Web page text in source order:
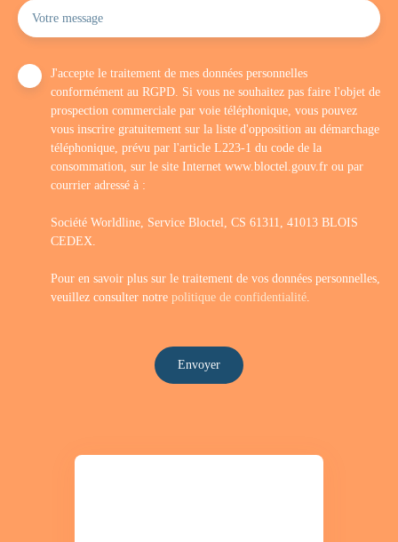
Votre message
J'accepte le traitement de mes données personnelles
conformément au RGPD. Si vous ne souhaitez pas faire l'objet de
prospection commerciale par voie téléphonique, vous pouvez
vous inscrire gratuitement sur la liste d'opposition au démarchage
téléphonique, prévu par l'article L223-1 du code de la
consommation, sur le site Internet www.bloctel.gouv.fr ou par
courrier adressé à :
Société Worldline, Service Bloctel, CS 61311, 41013 BLOIS
CEDEX.
Pour en savoir plus sur le traitement de vos données personnelles,
veuillez consulter notre politique de confidentialité
Envoyer